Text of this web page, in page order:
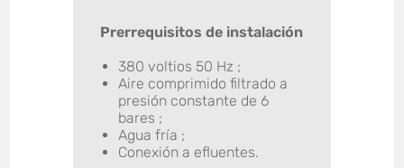
Prerrequisitos de instalación
380 voltios 50 Hz ;
Aire comprimido filtrado a
presión constante de 6
bares ;
Agua fría ;
Conexión a efluentes.